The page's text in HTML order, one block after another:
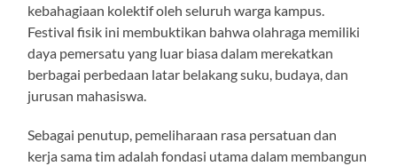
kebahagiaan kolektif oleh seluruh warga kampus.
Festival fisik ini membuktikan bahwa olahraga memiliki
daya pemersatu yang luar biasa dalam merekatkan
berbagai perbedaan latar belakang suku, budaya, dan
jurusan mahasiswa.
Sebagai penutup, pemeliharaan rasa persatuan dan
kerja sama tim adalah fondasi utama dalam membangun